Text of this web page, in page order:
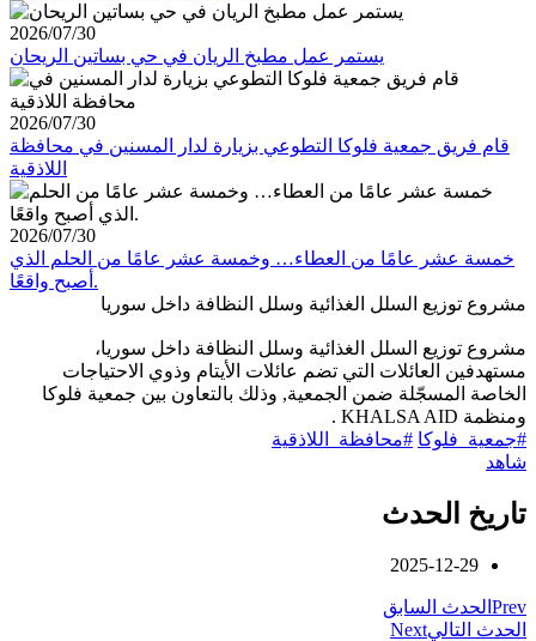
2026/07/30
يستمر عمل مطبخ الريان في حي بساتين الريحان
2026/07/30
قام فريق جمعية فلوكا التطوعي بزيارة لدار المسنين في محافظة
اللاذقية
2026/07/30
خمسة عشر عامًا من العطاء… وخمسة عشر عامًا من الحلم الذي
أصبح واقعًا.
مشروع توزيع السلل الغذائية وسلل النظافة داخل سوريا
مشروع توزيع السلل الغذائية وسلل النظافة داخل سوريا،
مستهدفين العائلات التي تضم عائلات الأيتام وذوي الاحتياجات
الخاصة المسجّلة ضمن الجمعية, وذلك بالتعاون بين جمعية فلوكا
ومنظمة KHALSA AID .
#جمعية_فلوكا #محافظة_اللاذقية
شاهد
تاريخ الحدث
2025-12-29
Prev الحدث السابق
الحدث التاليNext